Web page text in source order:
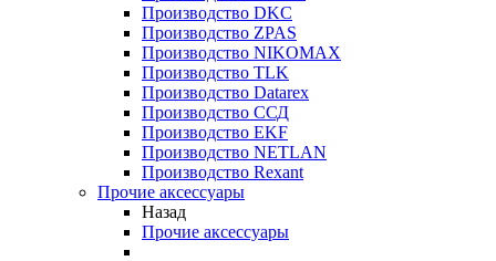
Производство DKC
Производство ZPAS
Производство NIKOMAX
Производство TLK
Производство Datarex
Производство ССД
Производство EKF
Производство NETLAN
Производство Rexant
Прочие аксеcсуары
Назад
Прочие аксеcсуары